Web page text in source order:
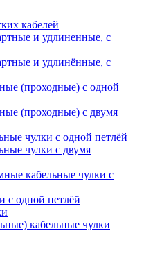
кабелей
и удлиненные, с
и удлинённые, с
(проходные) с одной
(проходные) с двумя
чулки с одной петлёй
чулки с двумя
кабельные чулки с
с одной петлёй
кабельные чулки